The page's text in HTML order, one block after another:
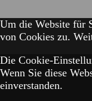
Um die Website für
von Cookies zu.
Die Cookie-
Wenn Sie diese
einverstanden.